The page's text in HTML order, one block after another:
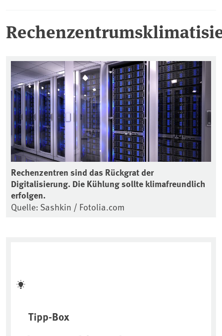
Rechenzentren sind das Rückgrat der
Digitalisierung. Die Kühlung sollte klimafreundlich
erfolgen.
Quelle: Sashkin / Fotolia.com
Tipp-Box